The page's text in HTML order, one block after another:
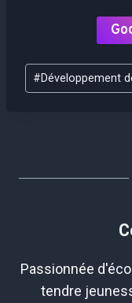
Étiquettes
de
#Développement
Passionnée
tendre